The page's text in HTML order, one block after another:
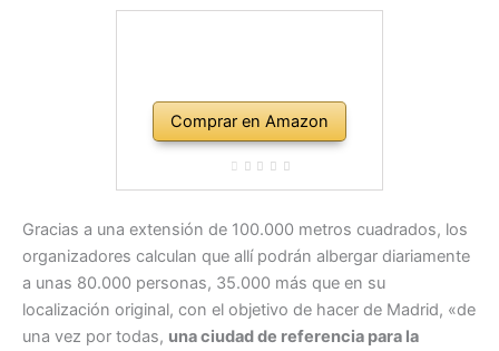
Comprar en Amazon
Gracias a una extensión de 100.000 metros cuadrados, los
organizadores calculan que allí podrán albergar diariamente
a unas 80.000 personas, 35.000 más que en su
localización original, con el objetivo de hacer de Madrid, «de
una vez por todas, una ciudad de referencia para la